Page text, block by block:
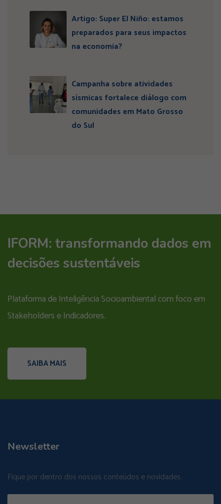
Artigo: Super El Niño: estamos
preparados para seus impactos
na economia?
Campanha sobre atividades
sísmicas fortalece diálogo com
comunidades em Mato Grosso
do Sul
IFORM: transformando dados em
decisões sustentáveis
Plataforma de Inteligência Socioambiental com foco em
Stakeholders e Indicadores.
SAIBA MAIS
Newsletter
Fique por dentro dos nossos conteúdos e novidades.